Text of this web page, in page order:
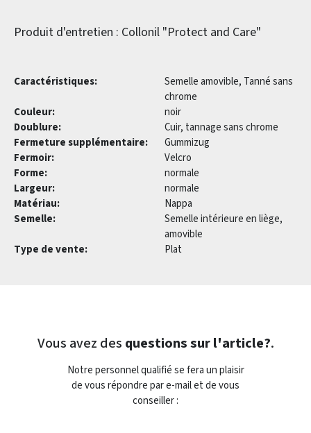
Produit d'entretien : Collonil "Protect and Care"
Caractéristiques:
Semelle amovible, Tanné sans
chrome
Couleur:
noir
Doublure:
Cuir, tannage sans chrome
Fermeture supplémentaire:
Gummizug
Fermoir:
Velcro
Forme:
normale
Largeur:
normale
Matériau:
Nappa
Semelle:
Semelle intérieure en liège,
amovible
Type de vente:
Plat
Vous avez des questions sur l'article?.
Notre personnel qualifié se fera un plaisir
de vous répondre par e-mail et de vous
conseiller :